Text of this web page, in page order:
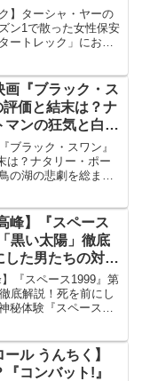
】ターシャ・ヤーの
ン1で散った女性保安
ートレック」におけ
タープライズDの初代
画『ブラック・ス
評価と結末は？ナ
マンの狂気と白鳥
まとめ
ブラック・スワン』
は？ナタリー・ポー
の湖の悲劇を総まと
争とプレッシャーの
峰】『スペース
黒い太陽」徹底
した男たちの対話
】『スペース1999』第
底解説！死を前にし
秘体験『スペース
10話「黒い太陽（原
ール うんちく】
コンバット!』